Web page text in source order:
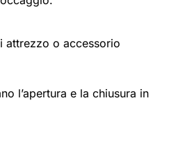
attrezzo o accessorio
l’apertura e la chiusura in